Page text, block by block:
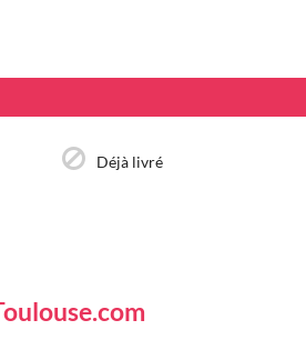
Déjà livré